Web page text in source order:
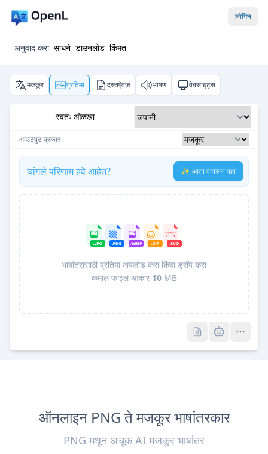
लॉगिन
अनुवाद करा साधने डाउनलोड किंमत
मजकूर प्रतिमा दस्तऐवज भाषण वेबसाइट्स
स्वतः ओळखा
आउटपुट प्रकार
चांगले परिणाम हवे आहेत? ✨ आता वापरून पहा
भाषांतरासाठी प्रतिमा अपलोड करा किंवा ड्रॉप करा
कमाल फाइल आकार 10MB
ऑनलाइन PNG ते मजकूर भाषांतरकार
PNG मधून अचूक AI मजकूर भाषांतर